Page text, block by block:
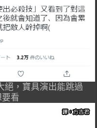
絕，寶具演出能跳過
看